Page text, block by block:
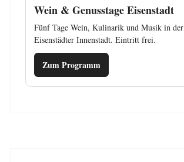
Wein & Genusstage Eisenstadt
Fünf Tage Wein, Kulinarik und Musik in der
Eisenstädter Innenstadt. Eintritt frei.
Zum Programm